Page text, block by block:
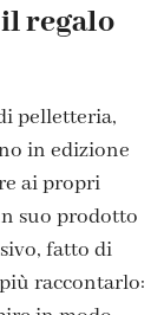
il regalo
pelletteria,
in edizione
ai propri
suo prodotto
fatto di
raccontarlo: